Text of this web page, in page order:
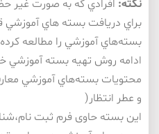
نكته: افرادي كه به صورت غير
براي دريافت بسته هاي
بسته‌هاي آموزشي را مطالعه
ادامه روش تهيه بسته آموزشي
محتويات بسته‌هاي آموزشي
و عطر انتظار(
این بسته حاوی فرم ثبت